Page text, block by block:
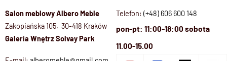
Salon meblowy Albero Meble
Zakopiańska 105, 30-418 Kraków
Galeria Wnętrz Solvay Park
Telefon: (+48) 606 600 148
pon-pt: 11:00-18:00 sobota
11.00-15.00